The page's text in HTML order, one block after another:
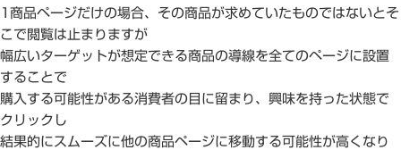
1商品ページだけの場合、その商品が求めていたものではないとそ
こで閲覧は止まりますが
幅広いターゲットが想定できる商品の導線を全てのページに設置
することで
購入する可能性がある消費者の目に留まり、興味を持った状態で
クリックし
結果的にスムーズに他の商品ページに移動する可能性が高くなり